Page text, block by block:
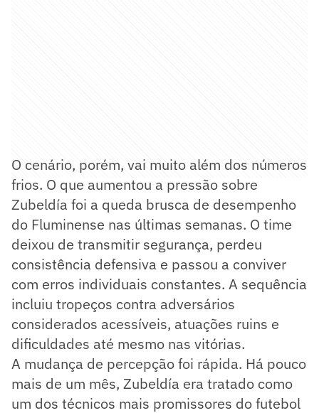
O cenário, porém, vai muito além dos números
frios. O que aumentou a pressão sobre
Zubeldía foi a queda brusca de desempenho
do Fluminense nas últimas semanas. O time
deixou de transmitir segurança, perdeu
consistência defensiva e passou a conviver
com erros individuais constantes. A sequência
incluiu tropeços contra adversários
considerados acessíveis, atuações ruins e
dificuldades até mesmo nas vitórias.
A mudança de percepção foi rápida. Há pouco
mais de um mês, Zubeldía era tratado como
um dos técnicos mais promissores do futebol